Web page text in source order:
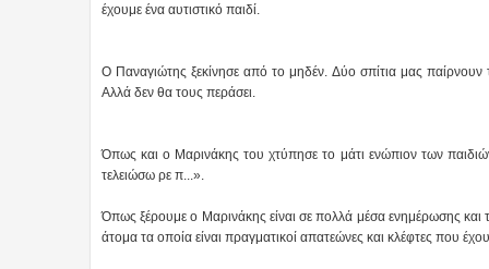
έχουμε ένα αυτιστικό παιδί.
Ο Παναγιώτης ξεκίνησε από το μηδέν. Δύο σπίτια μας παίρνουν
Αλλά δεν θα τους περάσει.
Όπως και ο Μαρινάκης του χτύπησε το μάτι ενώπιον των
τελειώσω ρε π...».
Όπως ξέρουμε ο Μαρινάκης είναι σε πολλά μέσα ενημέρωσης
άτομα τα οποία είναι πραγματικοί απατεώνες και κλέφτες που